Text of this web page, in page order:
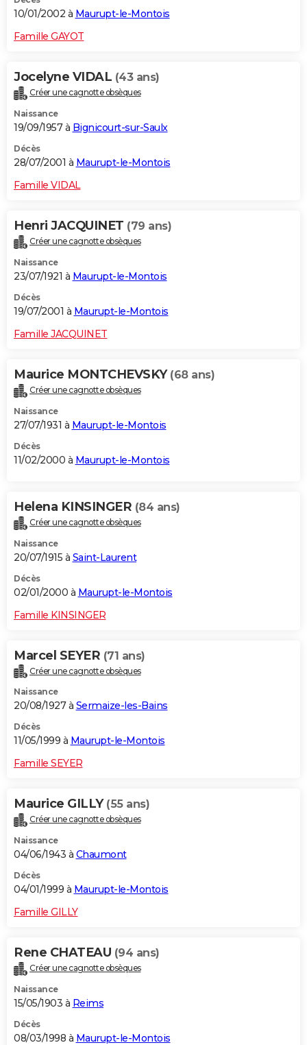
10/01/2002 à Maurupt-le-Montois
Famille GAYOT
Jocelyne VIDAL (43 ans)
Créer une cagnotte obsèques
Naissance
19/09/1957 à Bignicourt-sur-Saulx
Décès
28/07/2001 à Maurupt-le-Montois
Famille VIDAL
Henri JACQUINET (79 ans)
Créer une cagnotte obsèques
Naissance
23/07/1921 à Maurupt-le-Montois
Décès
19/07/2001 à Maurupt-le-Montois
Famille JACQUINET
Maurice MONTCHEVSKY (68 ans)
Créer une cagnotte obsèques
Naissance
27/07/1931 à Maurupt-le-Montois
Décès
11/02/2000 à Maurupt-le-Montois
Helena KINSINGER (84 ans)
Créer une cagnotte obsèques
Naissance
20/07/1915 à Saint-Laurent
Décès
02/01/2000 à Maurupt-le-Montois
Famille KINSINGER
Marcel SEYER (71 ans)
Créer une cagnotte obsèques
Naissance
20/08/1927 à Sermaize-les-Bains
Décès
11/05/1999 à Maurupt-le-Montois
Famille SEYER
Maurice GILLY (55 ans)
Créer une cagnotte obsèques
Naissance
04/06/1943 à Chaumont
Décès
04/01/1999 à Maurupt-le-Montois
Famille GILLY
Rene CHATEAU (94 ans)
Créer une cagnotte obsèques
Naissance
15/05/1903 à Reims
Décès
08/03/1998 à Maurupt-le-Montois